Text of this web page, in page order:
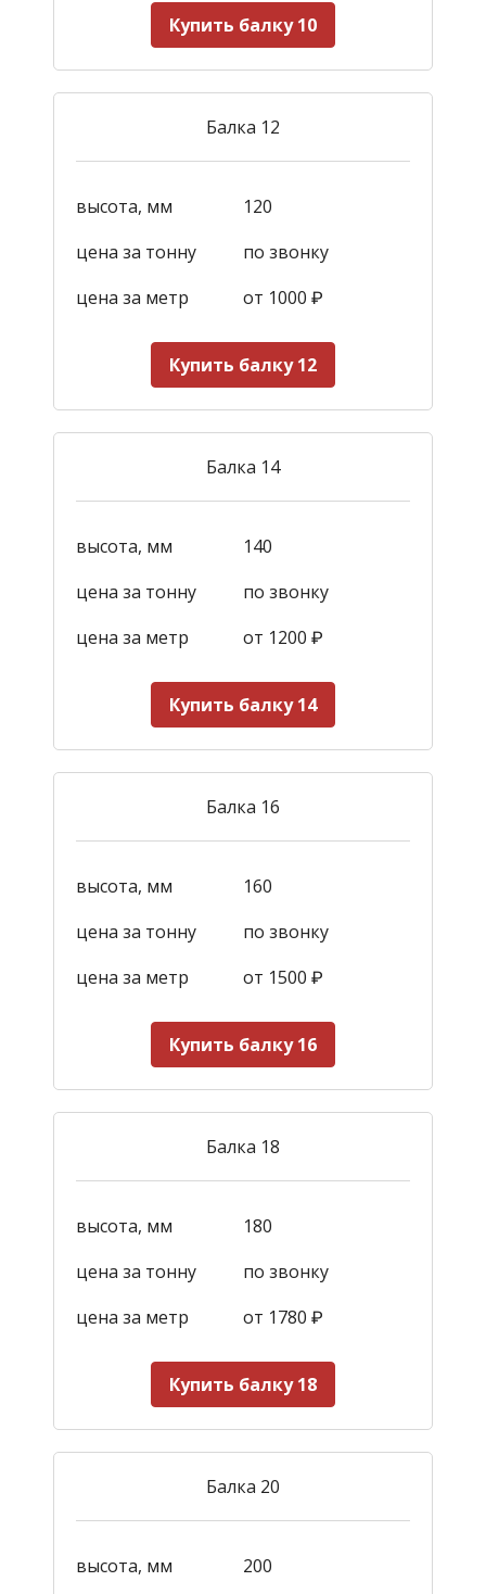
Купить балку 10
Балка 12
высота, мм
120
цена за тонну
по звонку
цена за метр
от 1000 ₽
Купить балку 12
Балка 14
высота, мм
140
цена за тонну
по звонку
цена за метр
от 1200 ₽
Купить балку 14
Балка 16
высота, мм
160
цена за тонну
по звонку
цена за метр
от 1500 ₽
Купить балку 16
Балка 18
высота, мм
180
цена за тонну
по звонку
цена за метр
от 1780 ₽
Купить балку 18
Балка 20
высота, мм
200